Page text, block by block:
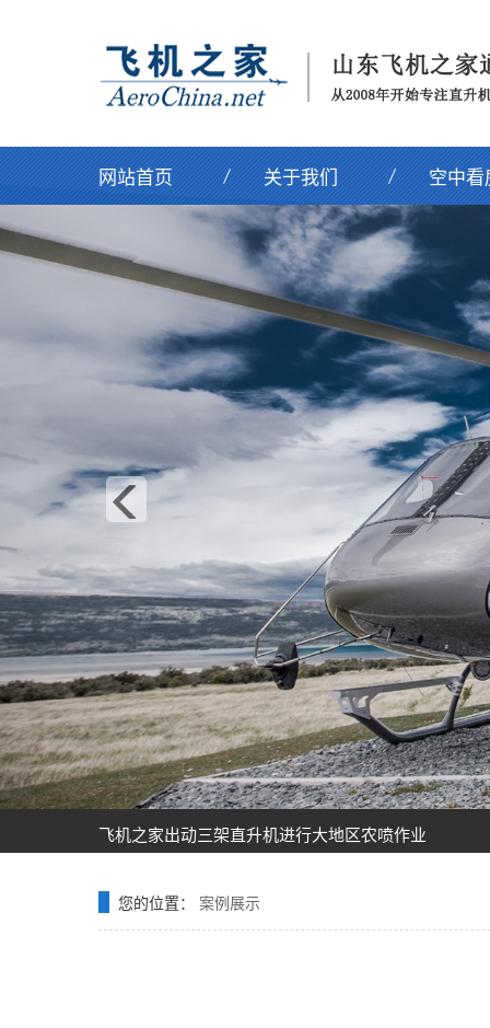
网站首页 关于我们 空中看
飞机之家龙虎山清明节踏青之旅正式开启
飞机之家空中广告引爆山西吕梁中阳县上空
飞机之家集团正式签约独家承包运营新疆玉其塔什景
阳泉一架价值500多万的红色罗宾逊直升机开展静展活
济南一小伙新婚现场，租价值500多万的直升机助阵
张家口直升机草原天路空中旅游正式开启
飞机之家出动三架直升机进行大地区农喷作业
价值近600万的罗宾逊R44开始空中飞播造林
飞机之家桂林山水旅游基地乘坐直升飞机俯瞰看桂林
飞机之家龙虎山清明节踏青之旅正式开启
您的位置： 案例展示